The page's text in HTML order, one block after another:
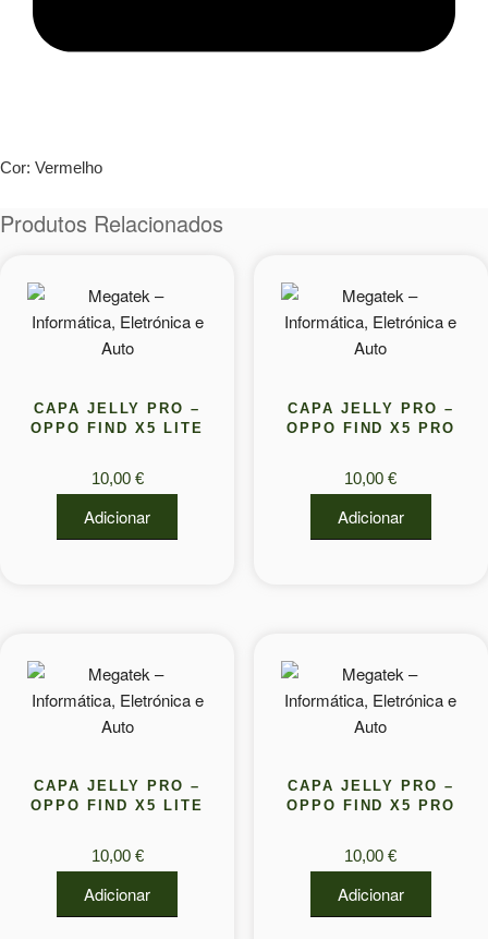
Cor: Vermelho
Produtos Relacionados
CAPA JELLY PRO –
OPPO FIND X5 LITE
10,00 €
Adicionar
CAPA JELLY PRO –
OPPO FIND X5 PRO
10,00€
Adicionar
CAPA JELLY PRO –
OPPO FIND X5 LITE
10,00 €
Adicionar
CAPA JELLY PRO –
OPPO FIND X5 PRO
10,00€
Adicionar